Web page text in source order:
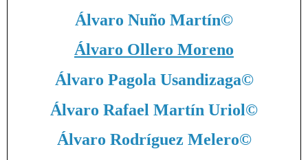
Álvaro Nuño Martín©
Álvaro Ollero Moreno
Álvaro Pagola Usandizaga©
Álvaro Rafael Martín Uriol©
Álvaro Rodríguez Melero©